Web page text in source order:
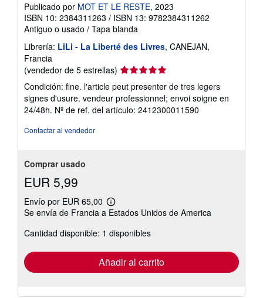
Publicado por MOT ET LE RESTE, 2023
ISBN 10: 2384311263 / ISBN 13: 9782384311262
Antiguo o usado / Tapa blanda
Librería: LiLi - La Liberté des Livres, CANEJAN,
Francia
(vendedor de 5 estrellas) Calificación
del
vendedor:
5
de
Condición: fine. l'article peut presenter de tres legers
signes d'usure. vendeur professionnel; envoi soigne en
24/48h. Nº de ref. del artículo: 2412300011590
Contactar al vendedor
Comprar usado
EUR 5,99
Envío por EUR 65,00
Más
información
las
tarifas
envío
Se envía de Francia a Estados Unidos de America
Cantidad disponible: 1 disponibles
Añadir al carrito